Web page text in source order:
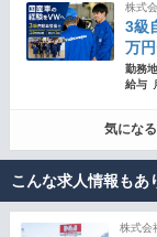
株式
3級
万
勤務地
給与
気になる
こんな求人情報もあ
株式会